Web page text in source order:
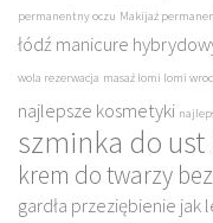
permanentny oczu Makijaż
łódź manicure
wola rezerwacja masaż lomi lomi
najlepsze kosmetyki
szminka do
krem do twarzy
gardła przeziębienie jak